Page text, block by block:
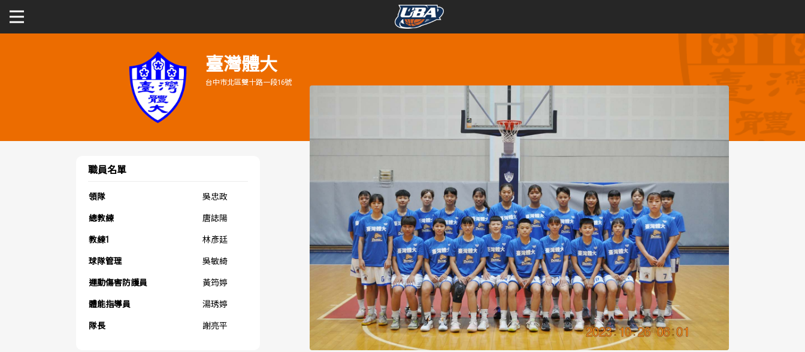
賽事資訊
球隊資訊
選手資訊
數據統計
歷屆冠軍
歷屆個人獎得主
歷史數據排行
賽事資訊
球隊資訊
選手資訊
數據統計
歷屆冠軍
歷屆個人獎得主
歷史數據排行
臺灣體大
台中市北區雙十路一段16號
職員名單
領隊 吳忠政
總教練 唐誌陽
教練1 林彥廷
球隊管理 吳敏綺
運動傷害防護員 黃筠婷
體能指導員 湯琇婷
隊長 謝亮平